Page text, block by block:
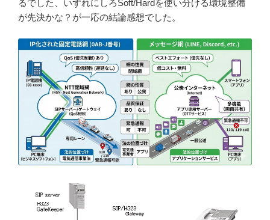
るでした、いずれにしろSoft/Hardを使い分ける環境整備
が先決かな？が一応の結論感想でした。